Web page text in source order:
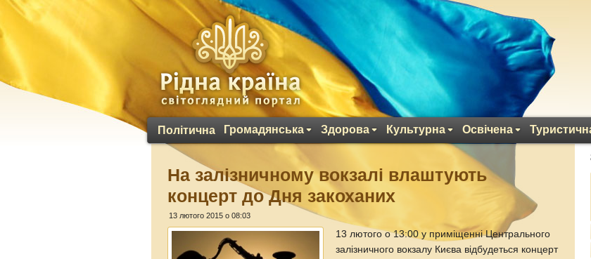
Політична Громадянська Здорова Культурна Освічена
На залізничному вокзалі влаштують
концерт до Дня закоханих
13 лютого 2015 о 08:03
13 лютого о 13:00 у приміщенні Центрального
залізничного вокзалу Києва відбудеться концерт